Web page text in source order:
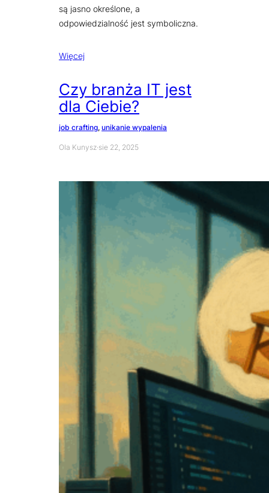
są jasno określone, a
odpowiedzialność jest symboliczna.
Więcej
Czy branża IT jest
dla Ciebie?
job crafting, unikanie wypalenia
Ola Kunysz·sie 22, 2025